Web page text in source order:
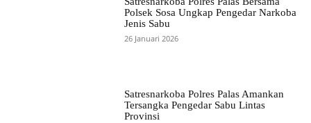
Polsek Sosa Ungkap Pengedar Narkoba
Jenis Sabu
26 Januari 2026
Satresnarkoba Polres Palas Amankan
Tersangka Pengedar Sabu Lintas
Provinsi